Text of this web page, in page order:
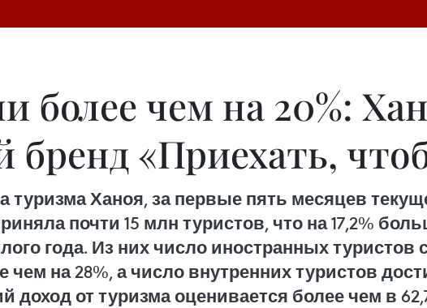
более чем на 20%:
бренд «Приехать,
Ханоя, за первые пять месяцев
почти 15 млн туристов, что на 17,2%
года. Из них число иностранных туристов
на 28%, а число внутренних туристов
доход от туризма оценивается более чем в